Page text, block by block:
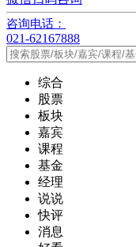
咨询电话：
021-62167888
综合
股票
板块
嘉宾
课程
基金
经理
说说
快评
消息